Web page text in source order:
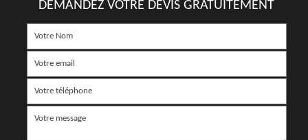
DEMANDEZ VOTRE DEVIS GRATUITEMENT